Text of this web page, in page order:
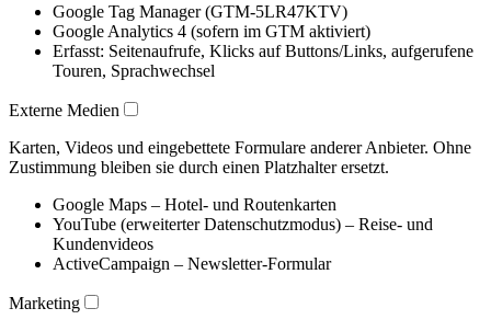
Google Tag Manager (GTM-5LR47KTV)
Google Analytics 4 (sofern im GTM aktiviert)
Erfasst: Seitenaufrufe, Klicks auf Buttons/Links, aufgerufene
Touren, Sprachwechsel
Externe Medien
Karten, Videos und eingebettete Formulare anderer Anbieter. Ohne
Zustimmung bleiben sie durch einen Platzhalter ersetzt.
Google Maps – Hotel- und Routenkarten
YouTube (erweiterter Datenschutzmodus) – Reise- und
Kundenvideos
ActiveCampaign – Newsletter-Formular
Marketing